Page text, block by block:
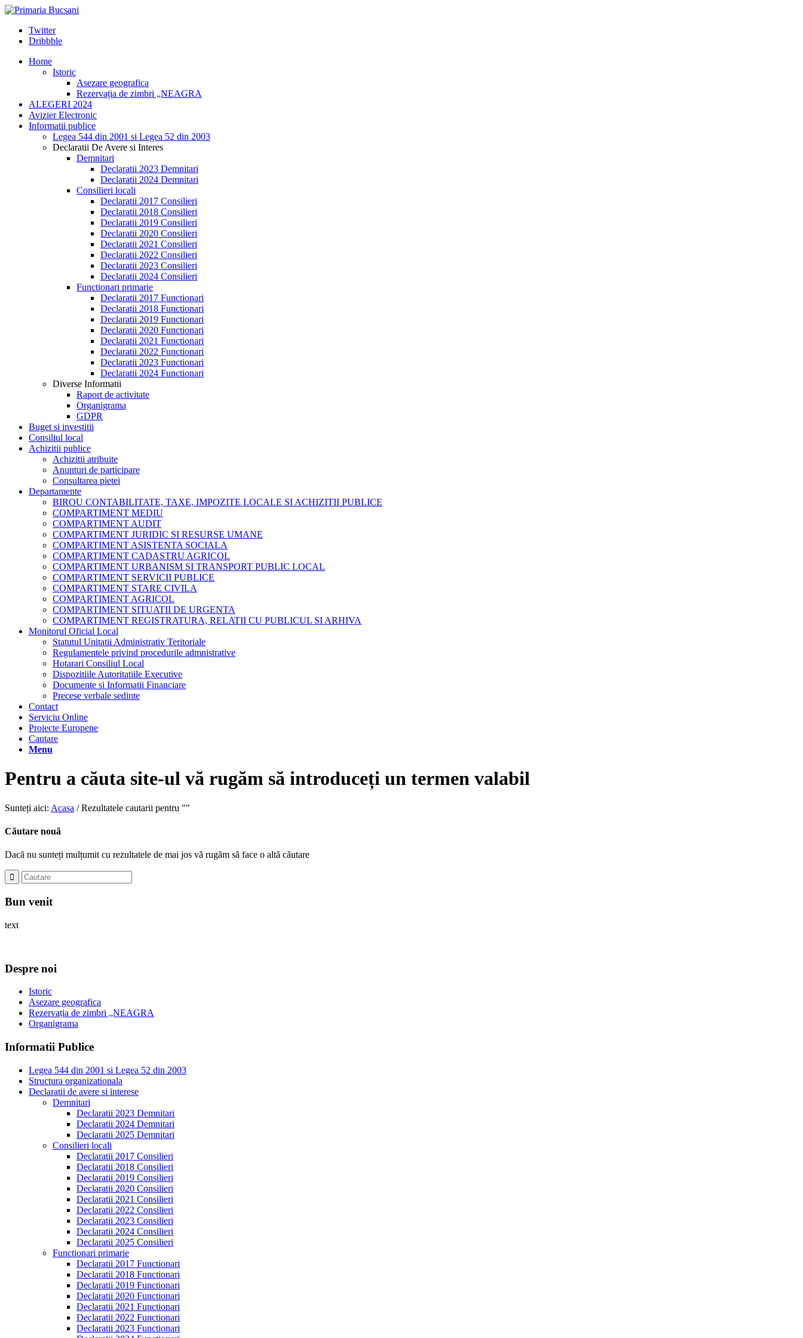
Twitter
Dribbble
Home
Istoric
Asezare geografica
Rezervația de zimbri „NEAGRA
ALEGERI 2024
Avizier Electronic
Informatii publice
Legea 544 din 2001 si Legea 52 din 2003
Declaratii De Avere si Interes
Demnitari
Declaratii 2023 Demnitari
Declaratii 2024 Demnitari
Consilieri locali
Declaratii 2017 Consilieri
Declaratii 2018 Consilieri
Declaratii 2019 Consilieri
Declaratii 2020 Consilieri
Declaratii 2021 Consilieri
Declaratii 2022 Consilieri
Declaratii 2023 Consilieri
Declaratii 2024 Consilieri
Functionari primarie
Declaratii 2017 Functionari
Declaratii 2018 Functionari
Declaratii 2019 Functionari
Declaratii 2020 Functionari
Declaratii 2021 Functionari
Declaratii 2022 Functionari
Declaratii 2023 Functionari
Declaratii 2024 Functionari
Diverse Informatii
Raport de activitate
Organigrama
GDPR
Buget si investitii
Consiliul local
Achizitii publice
Achizitii atribuite
Anunturi de participare
Consultarea pietei
Departamente
BIROU CONTABILITATE, TAXE, IMPOZITE LOCALE SI ACHIZITII PUBLICE
COMPARTIMENT MEDIU
COMPARTIMENT AUDIT
COMPARTIMENT JURIDIC SI RESURSE UMANE
COMPARTIMENT ASISTENTA SOCIALA
COMPARTIMENT CADASTRU AGRICOL
COMPARTIMENT URBANISM SI TRANSPORT PUBLIC LOCAL
COMPARTIMENT SERVICII PUBLICE
COMPARTIMENT STARE CIVILA
COMPARTIMENT AGRICOL
COMPARTIMENT SITUATII DE URGENTA
COMPARTIMENT REGISTRATURA, RELATII CU PUBLICUL SI ARHIVA
Monitorul Oficial Local
Statutul Unitatii Administrativ Teritoriale
Regulamentele privind procedurile admnistrative
Hotarari Consiliul Local
Dispozitiile Autoritatiile Executive
Documente si Informatii Financiare
Precese verbale sedinte
Contact
Serviciu Online
Proiecte Europene
Cautare
Menu
Pentru a căuta site-ul vă rugăm să introduceți un termen valabil
Sunteți aici: Acasa / Rezultatele cautarii pentru ""
Căutare nouă
Dacă nu sunteți mulțumit cu rezultatele de mai jos vă rugăm să face o altă căutare
Bun venit
text
Despre noi
Istoric
Asezare geografica
Rezervația de zimbri „NEAGRA
Organigrama
Informatii Publice
Legea 544 din 2001 si Legea 52 din 2003
Structura organizationala
Declaratii de avere si interese
Demnitari
Declaratii 2023 Demnitari
Declaratii 2024 Demnitari
Declaratii 2025 Demnitari
Consilieri locali
Declaratii 2017 Consilieri
Declaratii 2018 Consilieri
Declaratii 2019 Consilieri
Declaratii 2020 Consilieri
Declaratii 2021 Consilieri
Declaratii 2022 Consilieri
Declaratii 2023 Consilieri
Declaratii 2024 Consilieri
Declaratii 2025 Consilieri
Functionari primarie
Declaratii 2017 Functionari
Declaratii 2018 Functionari
Declaratii 2019 Functionari
Declaratii 2020 Functionari
Declaratii 2021 Functionari
Declaratii 2022 Functionari
Declaratii 2023 Functionari